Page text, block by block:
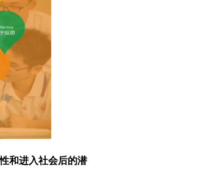
和进入社会后的潜